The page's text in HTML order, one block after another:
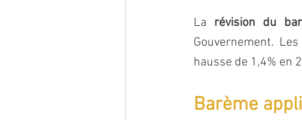
La révision du
Gouvernement.
hausse de 1,4% en
Barème